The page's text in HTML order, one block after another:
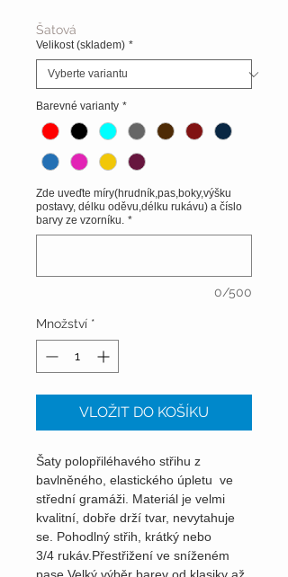
Šatová
Velikost (skladem) *
Barevné varianty *
Zde uveďte míry(hrudník,pas,boky,výšku
postavy, délku oděvu,délku rukávu) a číslo
barvy ze vzorníku. *
0/500
Množství *
VLOŽIT DO KOŠÍKU
Šaty polopřiléhavého střihu z
bavlněného, elastického úpletu ve
střední gramáži. Materiál je velmi
kvalitní, dobře drží tvar, nevytahuje
se. Pohodlný střih, krátký nebo
3/4 rukáv.Přestřižení ve sníženém